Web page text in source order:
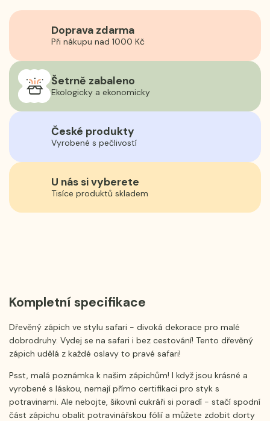
Doprava zdarma
Při nákupu nad 1000 Kč
Šetrně zabaleno
Ekologicky a ekonomicky
České produkty
Vyrobené s pečlivostí
U nás si vyberete
Tisíce produktů skladem
Kompletní specifikace
Dřevěný zápich ve stylu safari - divoká dekorace pro malé
dobrodruhy. Vydej se na safari i bez cestování! Tento dřevěný
zápich udělá z každé oslavy to pravé safari!
Psst, malá poznámka k našim zápichům! I když jsou krásné a
vyrobené s láskou, nemají přímo certifikaci pro styk s
potravinami. Ale nebojte, šikovní cukráři si poradí - stačí spodní
část zápichu obalit potravinářskou fólií a můžete zdobit dorty